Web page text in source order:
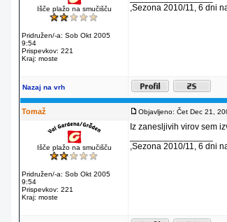
Išče plažo na smučišču
Pridružen/-a: Sob Okt 2005
9:54
Prispevkov: 221
Kraj: moste
,Sezona 2010/11, 6 dni
Nazaj na vrh
Tomaž Objavljeno: Čet Dec 21,
Išče plažo na smučišču
Pridružen/-a: Sob Okt 2005
9:54
Prispevkov: 221
Kraj: moste
Iz zanesljivih virov sem
,Sezona 2010/11, 6 dni